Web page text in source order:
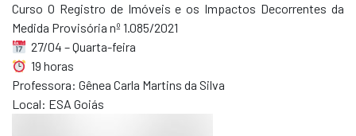
Curso O Registro de Imóveis e os Impactos Decorrentes da
Medida Provisória nº 1.085/2021
27/04 – Quarta-feira
19 horas
Professora: Gênea Carla Martins da Silva
Local: ESA Goiás